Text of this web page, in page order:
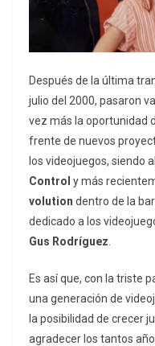
Después de la última
julio del 2000, pasaron
vez más la oportunidad
frente de nuevos
los videojuegos, siendo
Control y más
volution dentro de la
dedicado a los
Gus Rodríguez
Es así que, con la triste
una generación de
la posibilidad de crecer
agradecer los tantos